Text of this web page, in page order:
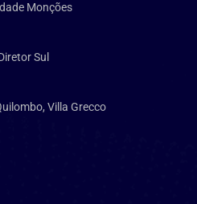
Monções
Sul
Villa Grecco